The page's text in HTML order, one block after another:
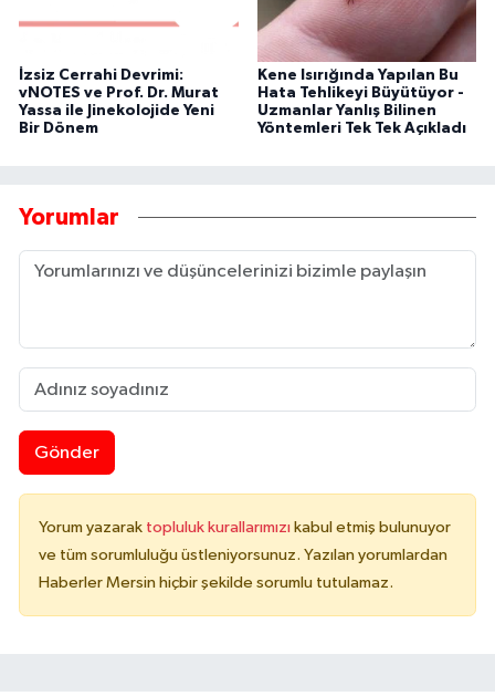
İzsiz Cerrahi Devrimi:
vNOTES ve Prof. Dr. Murat
Yassa ile Jinekolojide Yeni
Bir Dönem
Kene Isırığında Yapılan Bu
Hata Tehlikeyi Büyütüyor -
Uzmanlar Yanlış Bilinen
Yöntemleri Tek Tek Açıkladı
Yorumlar
Gönder
Yorum yazarak topluluk kurallarımızı kabul etmiş bulunuyor
ve tüm sorumluluğu üstleniyorsunuz. Yazılan yorumlardan
Haberler Mersin hiçbir şekilde sorumlu tutulamaz.